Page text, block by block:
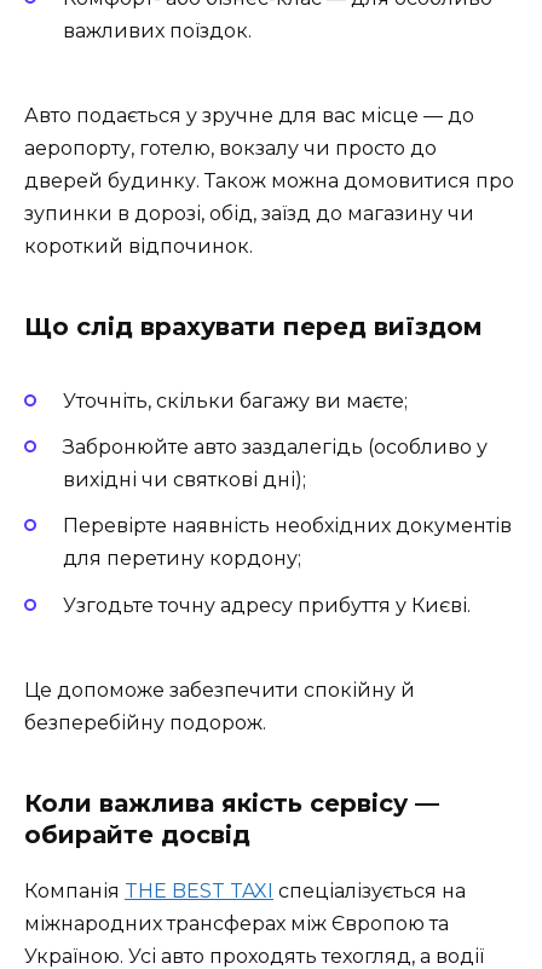
важливих поїздок.
Авто подається у зручне для вас місце — до
аеропорту, готелю, вокзалу чи просто до
дверей будинку. Також можна домовитися про
зупинки в дорозі, обід, заїзд до магазину чи
короткий відпочинок.
Що слід врахувати перед виїздом
Уточніть, скільки багажу ви маєте;
Забронюйте авто заздалегідь (особливо у
вихідні чи святкові дні);
Перевірте наявність необхідних документів
для перетину кордону;
Узгодьте точну адресу прибуття у Києві.
Це допоможе забезпечити спокійну й
безперебійну подорож.
Коли важлива якість сервісу —
обирайте досвід
Компанія THE BEST TAXI спеціалізується на
міжнародних трансферах між Європою та
Україною. Усі авто проходять техогляд, а водії